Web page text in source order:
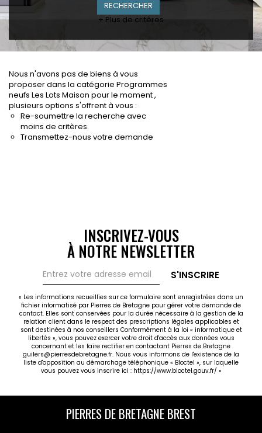
+ Plus de critères
Nous n'avons pas de biens à vous
proposer dans la catégorie Programmes
neufs Les Lots Maison pour le moment ,
plusieurs options s'offrent à vous :
Re-soumettre la recherche avec
moins de critères.
Transmettez-nous votre demande
INSCRIVEZ-VOUS
À NOTRE NEWSLETTER
S'INSCRIRE
« Les informations recueillies sur ce formulaire sont enregistrées dans un
fichier informatisé par Pierres de Bretagne pour gérer votre demande de
contact. Elles sont conservées pour la durée nécessaire à la gestion de la
relation client dans le respect des prescriptions légales applicables et
sont destinées à nos conseillers Conformément à la loi « informatique et
libertés », vous pouvez exercer votre droit d'accès aux données vous
concernant et les faire rectifier en contactant Pierres de Bretagne
guilers@pierresdebretagne.fr. Nous vous informons de l'existence de la
liste d'opposition au démarchage téléphonique « Bloctel », sur laquelle
vous pouvez vous inscrire ici : https://www.bloctel.gouv.fr/ »
PIERRES DE BRETAGNE BREST